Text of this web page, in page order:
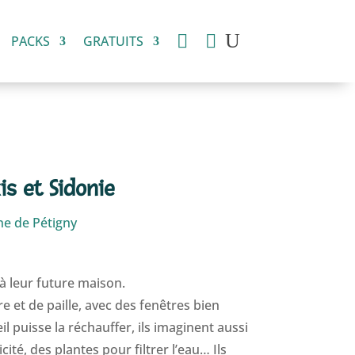
PACKS GRATUITS  
et Sidonie
de Pétigny
leur future maison.
et de paille, avec des fenêtres bien
puisse la réchauffer, ils imaginent aussi
des plantes pour filtrer l’eau… Ils